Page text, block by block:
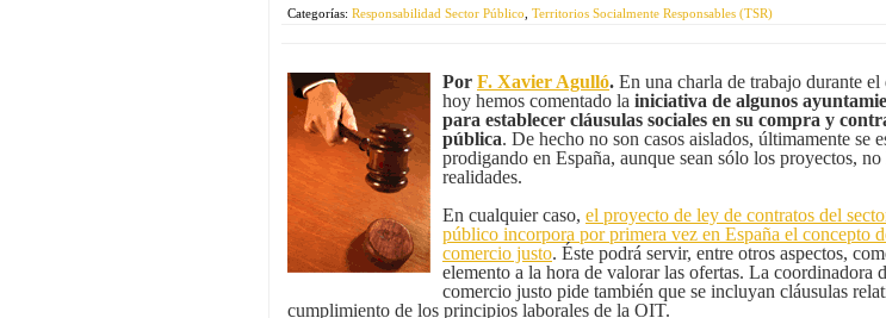
Categorías: Responsabilidad Sector Público Territorios Socialmente Responsables (TSR)
Por F. Xavier Agulló. En una charla de trabajo durante el
hoy hemos comentado la iniciativa de algunos
para establecer cláusulas sociales en su compra y
pública. De hecho no son casos aislados, últimamente se
prodigando en España, aunque sean sólo los proyectos, no
realidades.
En cualquier caso, el proyecto de ley de contratos del
público incorpora por primera vez en España el concepto
comercio justo. Éste podrá servir, entre otros aspectos,
elemento a la hora de valorar las ofertas. La coordinadora
comercio justo pide también que se incluyan cláusulas
cumplimiento de los principios laborales de la OIT.